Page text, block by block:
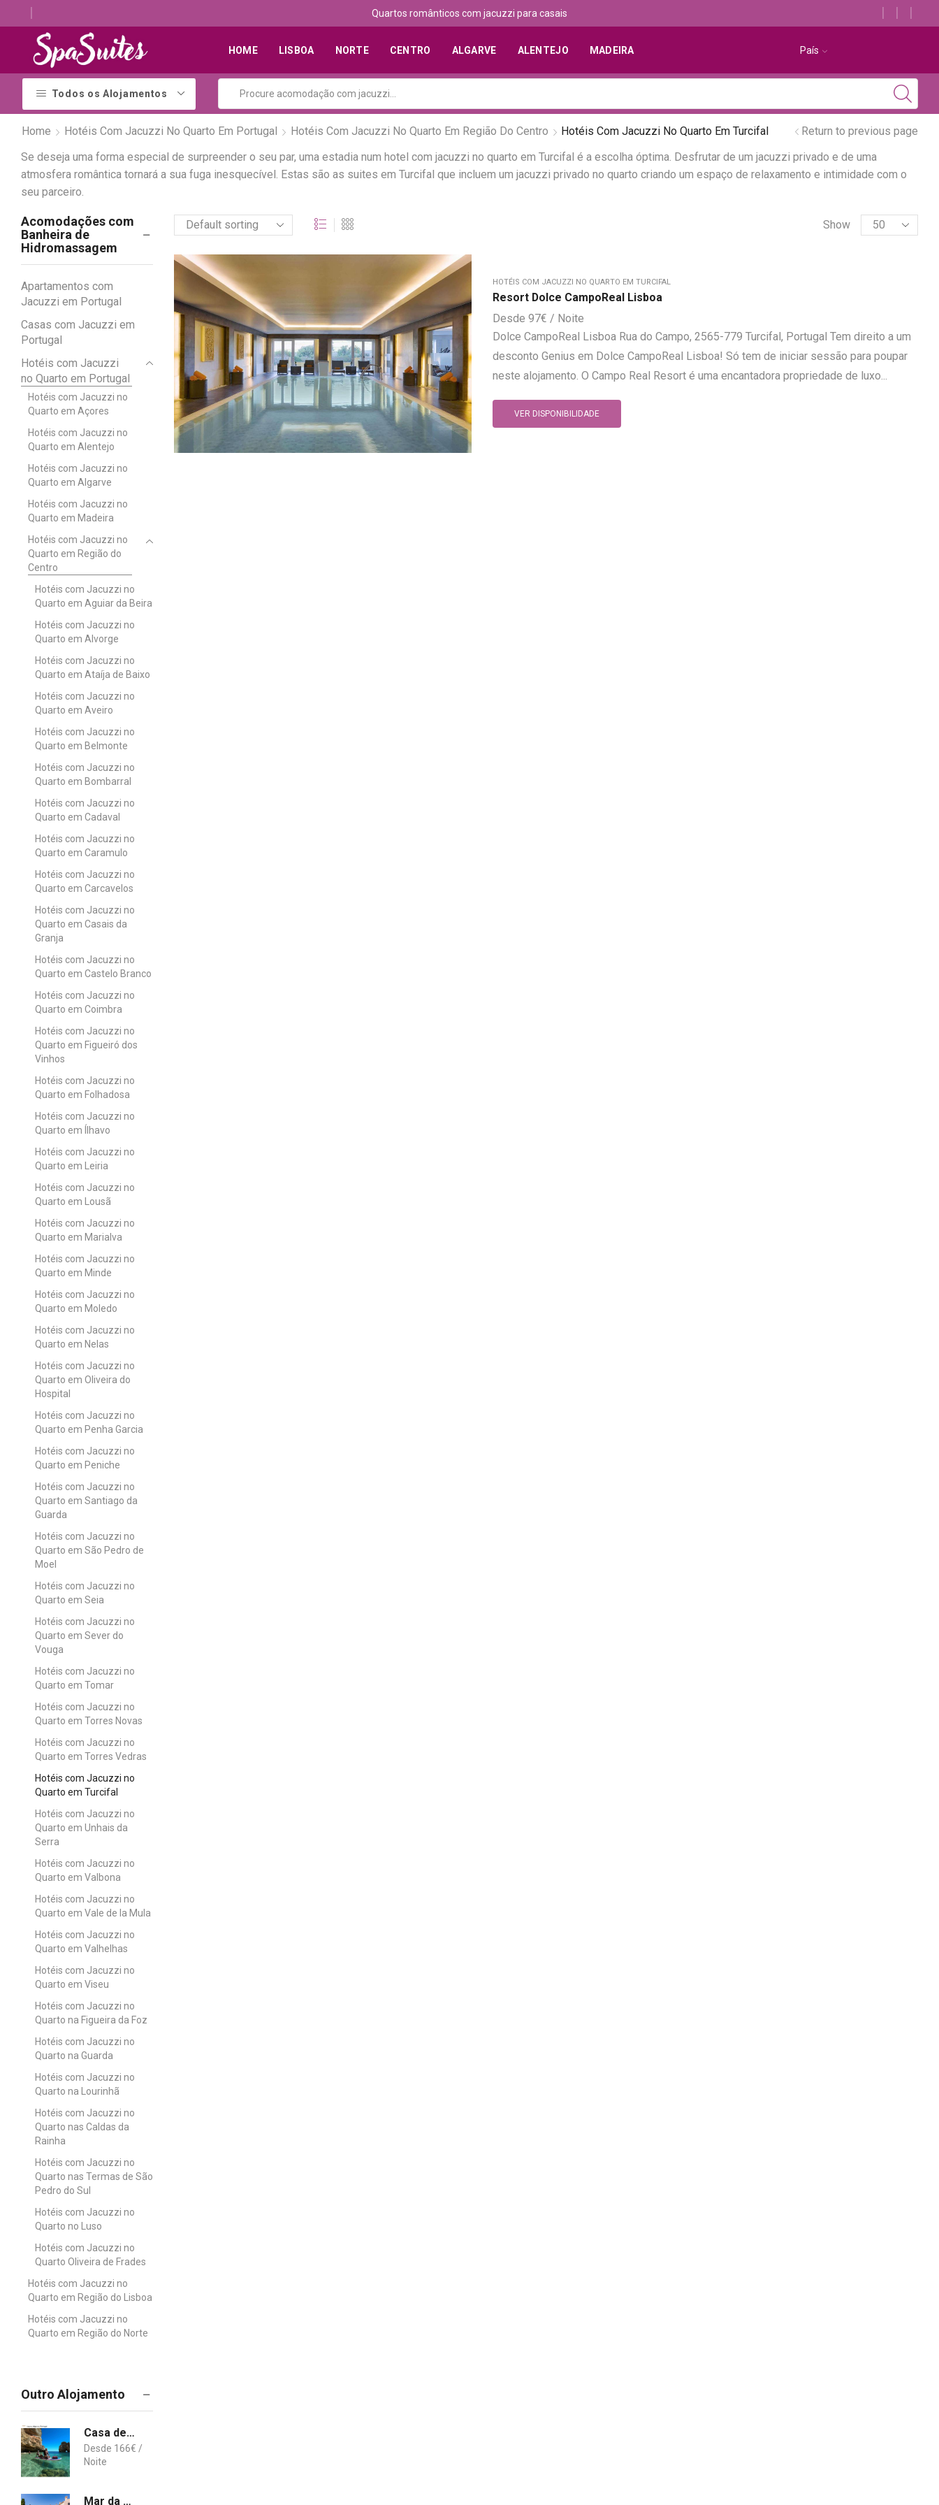
Quartos românticos com jacuzzi para casais
HOME LISBOA NORTE CENTRO ALGARVE ALENTEJO MADEIRA País
Todos os Alojamentos
Home Hotéis Com Jacuzzi No Quarto Em Portugal Hotéis Com Jacuzzi No Quarto Em Região Do Centro Hotéis Com Jacuzzi No Quarto Em Turcifal
Return to previous page
Se deseja uma forma especial de surpreender o seu par, uma estadia num hotel com jacuzzi no quarto em Turcifal é a escolha óptima. Desfrutar de um jacuzzi privado e de uma
atmosfera romântica tornará a sua fuga inesquecível. Estas são as suites em Turcifal que incluem um jacuzzi privado no quarto criando um espaço de relaxamento e intimidade com o
seu parceiro.
Show
HOTÉIS COM JACUZZI NO QUARTO EM TURCIFAL
Resort Dolce CampoReal Lisboa
97€
Dolce CampoReal Lisboa Rua do Campo, 2565-779 Turcifal, Portugal Tem direito a um
desconto Genius em Dolce CampoReal Lisboa! Só tem de iniciar sessão para poupar
neste alojamento. O Campo Real Resort é uma encantadora propriedade de luxo...
VER DISPONIBILIDADE
Acomodações com
Banheira de
Hidromassagem
Apartamentos com
Jacuzzi em Portugal
Casas com Jacuzzi em
Portugal
Hotéis com Jacuzzi
no Quarto em Portugal
Hotéis com Jacuzzi no
Quarto em Açores
Hotéis com Jacuzzi no
Quarto em Alentejo
Hotéis com Jacuzzi no
Quarto em Algarve
Hotéis com Jacuzzi no
Quarto em Madeira
Hotéis com Jacuzzi no
Quarto em Região do
Centro
Hotéis com Jacuzzi no
Quarto em Aguiar da Beira
Hotéis com Jacuzzi no
Quarto em Alvorge
Hotéis com Jacuzzi no
Quarto em Ataíja de Baixo
Hotéis com Jacuzzi no
Quarto em Aveiro
Hotéis com Jacuzzi no
Quarto em Belmonte
Hotéis com Jacuzzi no
Quarto em Bombarral
Hotéis com Jacuzzi no
Quarto em Cadaval
Hotéis com Jacuzzi no
Quarto em Caramulo
Hotéis com Jacuzzi no
Quarto em Carcavelos
Hotéis com Jacuzzi no
Quarto em Casais da
Granja
Hotéis com Jacuzzi no
Quarto em Castelo Branco
Hotéis com Jacuzzi no
Quarto em Coimbra
Hotéis com Jacuzzi no
Quarto em Figueiró dos
Vinhos
Hotéis com Jacuzzi no
Quarto em Folhadosa
Hotéis com Jacuzzi no
Quarto em Ílhavo
Hotéis com Jacuzzi no
Quarto em Leiria
Hotéis com Jacuzzi no
Quarto em Lousã
Hotéis com Jacuzzi no
Quarto em Marialva
Hotéis com Jacuzzi no
Quarto em Minde
Hotéis com Jacuzzi no
Quarto em Moledo
Hotéis com Jacuzzi no
Quarto em Nelas
Hotéis com Jacuzzi no
Quarto em Oliveira do
Hospital
Hotéis com Jacuzzi no
Quarto em Penha Garcia
Hotéis com Jacuzzi no
Quarto em Peniche
Hotéis com Jacuzzi no
Quarto em Santiago da
Guarda
Hotéis com Jacuzzi no
Quarto em São Pedro de
Moel
Hotéis com Jacuzzi no
Quarto em Seia
Hotéis com Jacuzzi no
Quarto em Sever do
Vouga
Hotéis com Jacuzzi no
Quarto em Tomar
Hotéis com Jacuzzi no
Quarto em Torres Novas
Hotéis com Jacuzzi no
Quarto em Torres Vedras
Hotéis com Jacuzzi no
Quarto em Turcifal
Hotéis com Jacuzzi no
Quarto em Unhais da
Serra
Hotéis com Jacuzzi no
Quarto em Valbona
Hotéis com Jacuzzi no
Quarto em Vale de la Mula
Hotéis com Jacuzzi no
Quarto em Valhelhas
Hotéis com Jacuzzi no
Quarto em Viseu
Hotéis com Jacuzzi no
Quarto na Figueira da Foz
Hotéis com Jacuzzi no
Quarto na Guarda
Hotéis com Jacuzzi no
Quarto na Lourinhã
Hotéis com Jacuzzi no
Quarto nas Caldas da
Rainha
Hotéis com Jacuzzi no
Quarto nas Termas de São
Pedro do Sul
Hotéis com Jacuzzi no
Quarto no Luso
Hotéis com Jacuzzi no
Quarto Oliveira de Frades
Hotéis com Jacuzzi no
Quarto em Região do Lisboa
Hotéis com Jacuzzi no
Quarto em Região do Norte
Outro Alojamento
Casa de Oksana
166€
Mar da Luz